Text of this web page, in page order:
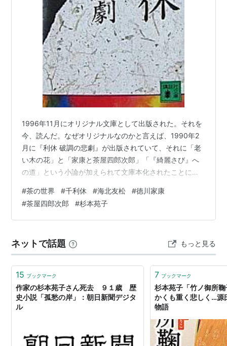
1996年11月にオリジナル文庫として出版された。それを
今、読んだ。なぜオリジナルなのかと言えば、1990年2
月に『利休 破調の悲劇』が出版されていて、それに「老
い木の花」と「家康と茶屋四郎次郎」「『綺麗さび』へ
の道」という小論が加えられて文庫本化されたことによ
著者71歳）までの年譜が付されている。 調べてみると、
著者は2017年5月、91歳で逝去されていた。合掌。 「利
休 破調の悲劇」は文庫本で実質80ページの作品であり、
体の異なる3つの小論が加えられたそうだ。「あとがき」
に著者自身が触…
#茶の世界 #千利休 #海北友松 #徳川家康
#茶屋四郎次郎 #杉本苑子
ネットで話題 もっと見る
15 ブックマーク
作家の杉本苑子さん死去 ９１歳 歴
史小説「孤愁の岸」：朝日新聞デジタ
ル
7 ブックマーク
杉本苑子「竹ノ御所
かくも重く悲しく…源
物語